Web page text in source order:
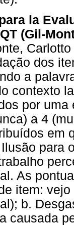
la
(Gil-
dos
a
contexto
por
a 4
em
para
As
item:
b.
causada